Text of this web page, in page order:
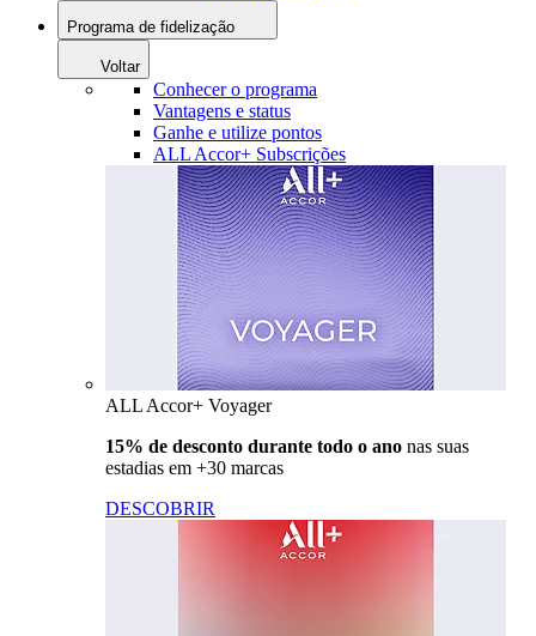
Programa de fidelização
Voltar
Conhecer o programa
Vantagens e status
Ganhe e utilize pontos
ALL Accor+ Subscrições
ALL Accor+ Voyager
15% de desconto durante todo o ano nas suas
estadias em +30 marcas
DESCOBRIR